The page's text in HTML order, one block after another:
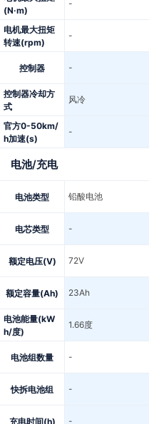
(N·m)
-
电机最大扭矩
转速(rpm)
-
控制器 -
控制器冷却方
式
风冷
官方0-50km/
h加速(s)
-
电池/充电
电池类型 铅酸电池
电芯类型 -
额定电压(V) 72V
额定容量(Ah) 23Ah
电池能量(kW
h/度)
1.66度
电池组数量 -
快拆电池组 -
充电时间(h) -